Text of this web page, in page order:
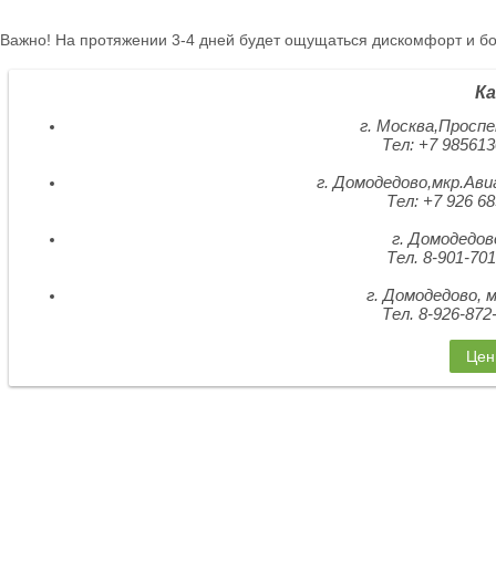
Важно! На протяжении 3-4 дней будет ощущаться дискомфорт и
г.
Тел: +7
г.
Тел: +7 926
г.
Тел. 8-901-
г. Домодедово,
Тел. 8-926-